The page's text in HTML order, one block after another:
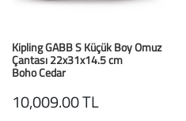
Kipling GABB S Küçük Boy Omuz
Çantası 22x31x14.5 cm
Boho Cedar
10,009.00 TL